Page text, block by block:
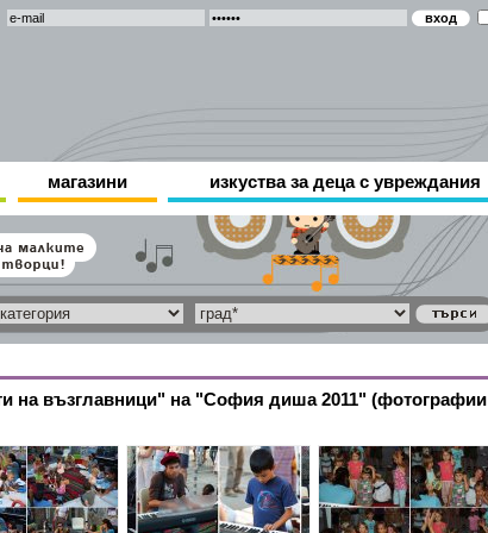
магазини изкуства за деца с увреждания
на възглавници" на "София диша 2011" (фотографии